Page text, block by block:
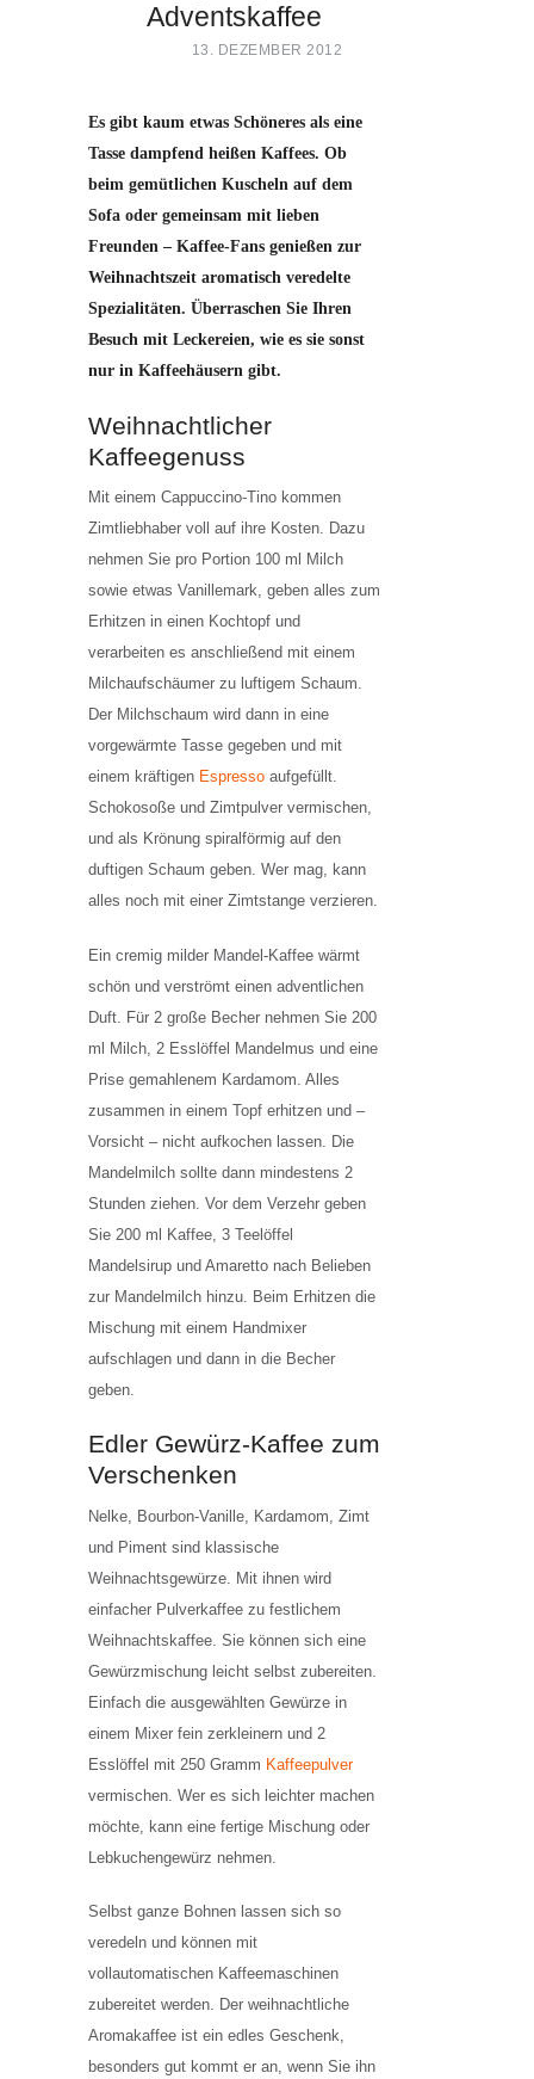
Adventskaffee
13. DEZEMBER 2012
Es gibt kaum etwas Schöneres als eine
Tasse dampfend heißen Kaffees. Ob
beim gemütlichen Kuscheln auf dem
Sofa oder gemeinsam mit lieben
Freunden – Kaffee-Fans genießen zur
Weihnachtszeit aromatisch veredelte
Spezialitäten. Überraschen Sie Ihren
Besuch mit Leckereien, wie es sie sonst
nur in Kaffeehäusern gibt.
Weihnachtlicher
Kaffeegenuss
Mit einem Cappuccino-Tino kommen
Zimtliebhaber voll auf ihre Kosten. Dazu
nehmen Sie pro Portion 100 ml Milch
sowie etwas Vanillemark, geben alles zum
Erhitzen in einen Kochtopf und
verarbeiten es anschließend mit einem
Milchaufschäumer zu luftigem Schaum.
Der Milchschaum wird dann in eine
vorgewärmte Tasse gegeben und mit
einem kräftigen Espresso aufgefüllt.
Schokosoße und Zimtpulver vermischen,
und als Krönung spiralförmig auf den
duftigen Schaum geben. Wer mag, kann
alles noch mit einer Zimtstange verzieren.
Ein cremig milder Mandel-Kaffee wärmt
schön und verströmt einen adventlichen
Duft. Für 2 große Becher nehmen Sie 200
ml Milch, 2 Esslöffel Mandelmus und eine
Prise gemahlenem Kardamom. Alles
zusammen in einem Topf erhitzen und –
Vorsicht – nicht aufkochen lassen. Die
Mandelmilch sollte dann mindestens 2
Stunden ziehen. Vor dem Verzehr geben
Sie 200 ml Kaffee, 3 Teelöffel
Mandelsirup und Amaretto nach Belieben
zur Mandelmilch hinzu. Beim Erhitzen die
Mischung mit einem Handmixer
aufschlagen und dann in die Becher
geben.
Edler Gewürz-Kaffee zum
Verschenken
Nelke, Bourbon-Vanille, Kardamom, Zimt
und Piment sind klassische
Weihnachtsgewürze. Mit ihnen wird
einfacher Pulverkaffee zu festlichem
Weihnachtskaffee. Sie können sich eine
Gewürzmischung leicht selbst zubereiten.
Einfach die ausgewählten Gewürze in
einem Mixer fein zerkleinern und 2
Esslöffel mit 250 Gramm Kaffeepulver
vermischen. Wer es sich leichter machen
möchte, kann eine fertige Mischung oder
Lebkuchengewürz nehmen.
Selbst ganze Bohnen lassen sich so
veredeln und können mit
vollautomatischen Kaffeemaschinen
zubereitet werden. Der weihnachtliche
Aromakaffee ist ein edles Geschenk,
besonders gut kommt er an, wenn Sie ihn